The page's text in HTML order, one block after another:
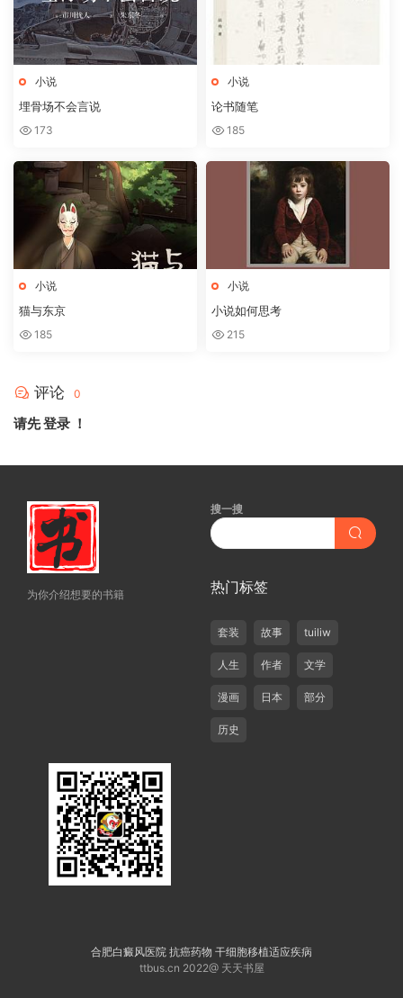
小说
埋骨场不会言说
173
小说
论书随笔
185
小说
猫与东京
185
小说
小说如何思考
215
评论 0
请先登录 ！
为你介绍想要的书籍
搜一搜
热门标签
套装 故事 tuiliw
人生 作者 文学
漫画 日本 部分
历史
合肥白癜风医院 抗癌药物 干细胞移植适应疾病
ttbus.cn 2022@ 天天书屋